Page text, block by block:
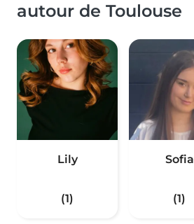
autour de Toulouse
Lily
(1)
Sofia
(1)